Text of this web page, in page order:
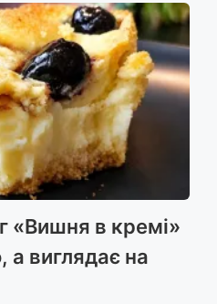
«Вишня в кремі»
виглядає на